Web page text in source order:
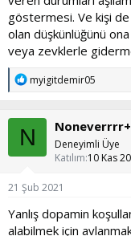
göstermesi. Ve kişi
olan düşkünlüğünü
veya zevklerle
T
p
k
l
e
myigitdemir05
N
Deneyimli Üye
Katılım 10 Kas
21 Şub 2021
Yanlış dopamin
alabilmek için